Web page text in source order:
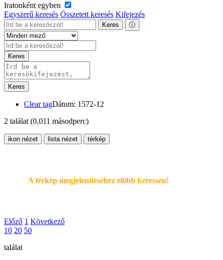
Iratonként egyben
Egyszerű keresés Összetett keresés Kifejezés
Keres ⓘ
Keres
Keres
Clear tagDátum: 1572-12
2 találat (0,011 másodperc)
ikon nézet lista nézet térkép
A térkép megjelenítéséhez elöbb keressen!
Előző 1 Következő
10 20 50
találat